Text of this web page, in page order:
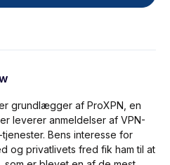
grundlægger af ProXPN, en
leverer anmeldelser af VPN-
Bens interesse for
og privatlivets fred fik ham til at